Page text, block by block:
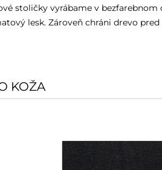
stoličky vyrábame v
lesk. Zároveň chráni drevo
KOŽA